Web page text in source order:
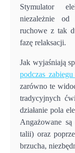
Stymulator
niezależnie
ruchowe z tak
fazę relaksacji.
Jak wyjaśniają
podczas
zarówno te
tradycyjnych
działanie pola
Angażowane
talii) oraz
brzucha,